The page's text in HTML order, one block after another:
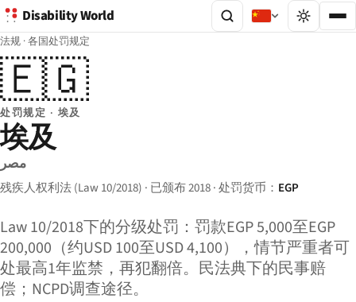
Disability World
法规 ·各国处罚规定
🇪🇬
处罚规定 · 埃及
埃及
مصر
残疾人权利法 (Law 10/2018) · 已颁布 2018 · 处罚货币： EGP
Law 10/2018下的分级处罚：罚款EGP 5,000至EGP
200,000（约USD 100至USD 4,100），情节严重者可
处最高1年监禁，再犯翻倍。民法典下的民事赔
偿；NCPD调查途径。